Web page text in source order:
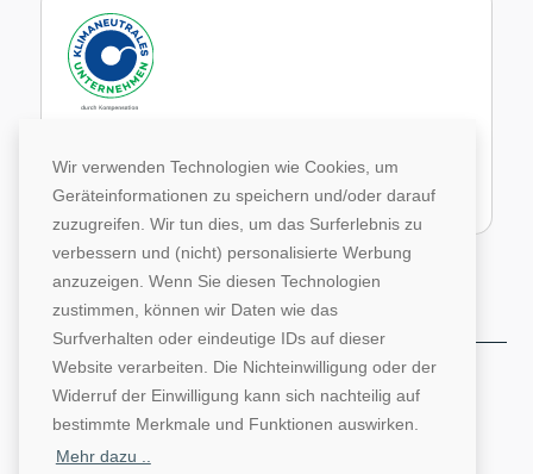
Wir verwenden Technologien wie Cookies, um
Geräteinformationen zu speichern und/oder darauf
zuzugreifen. Wir tun dies, um das Surferlebnis zu
verbessern und (nicht) personalisierte Werbung
anzuzeigen. Wenn Sie diesen Technologien
zustimmen, können wir Daten wie das
Surfverhalten oder eindeutige IDs auf dieser
Website verarbeiten. Die Nichteinwilligung oder der
Widerruf der Einwilligung kann sich nachteilig auf
bestimmte Merkmale und Funktionen auswirken.
Mehr dazu ..
Emissionen durch weltweite Projekte aus.
Zur Website von Climate Extender: Klimaneutrales Unternehmen
©1996-2026 Deutsche Hochschulwerbung und -
vertriebs GmbH. Alle Rechte vorbehalten.
AGB